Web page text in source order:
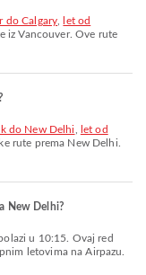
do Calgary
let od
iz Vancouver. Ove rute
do New Delhi
let od
rute prema New Delhi.
New Delhi?
letovima na Airpazu.